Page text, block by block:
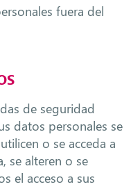
fuera del
de seguridad
datos personales se
o se acceda a
se alteren o se
el acceso a sus